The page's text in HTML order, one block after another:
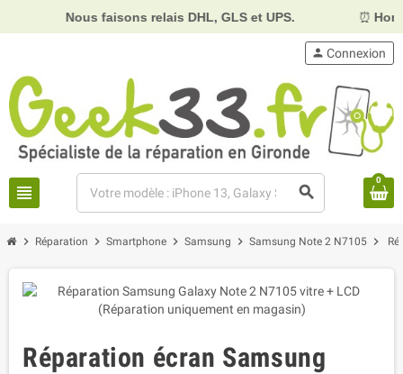
Nous faisons relais DHL, GLS et UPS. Horaires :
view_headline search
person Connexion
0
chevron_right Réparation chevron_right Smartphone chevron_right Samsung chevron_right Samsung Note 2 N7105 chevron_right
Réparation écran Samsung